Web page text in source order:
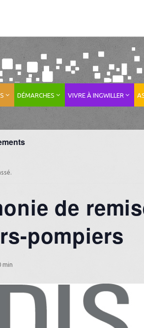
DÉMARCHES VIVRE À INGWILLER
de
pompiers
min